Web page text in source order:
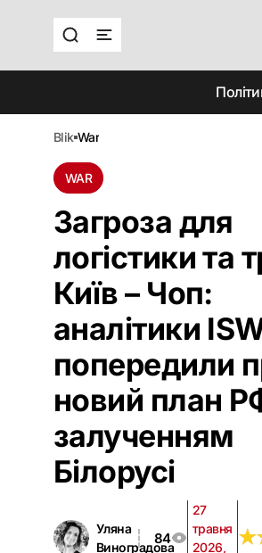
blik war
WAR
Загроза для
логістики та
Київ – Чоп:
аналітики
попередили
новий план
залученням
Білорусі
Уляна
Виноградова
84
27
травня
2026,
★
★